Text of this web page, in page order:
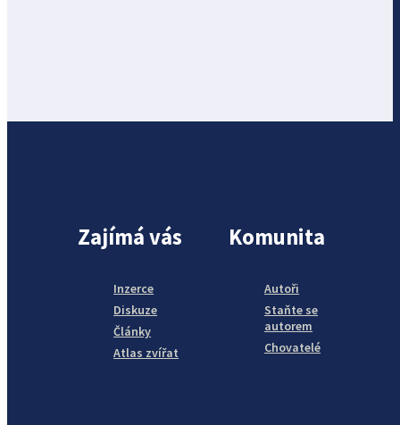
Zajímá vás
Inzerce
Diskuze
Články
Atlas zvířat
Komunita
Autoři
Staňte se
autorem
Chovatelé